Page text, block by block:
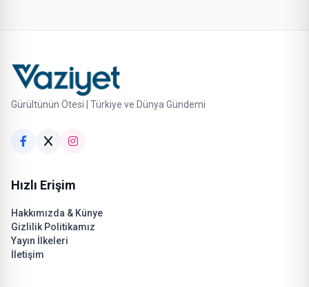
Gürültünün Ötesi | Türkiye ve Dünya Gündemi
Hızlı Erişim
Hakkımızda & Künye
Gizlilik Politikamız
Yayın İlkeleri
İletişim